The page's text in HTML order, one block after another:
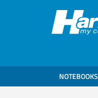
NOTEBOOKS